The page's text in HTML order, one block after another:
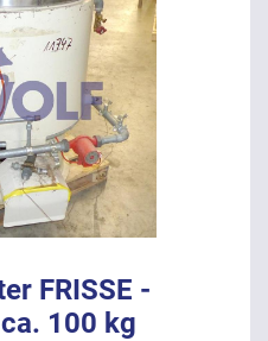
FRISSE -
100 kg